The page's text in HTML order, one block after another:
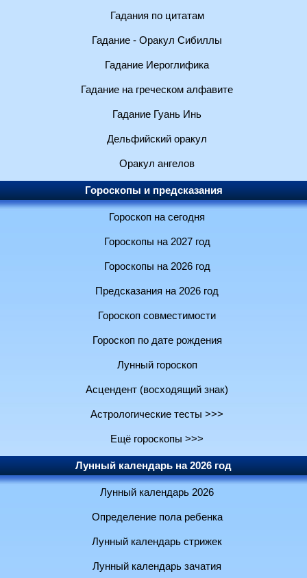
Гадания по цитатам
Гадание - Оракул Сибиллы
Гадание Иероглифика
Гадание на греческом алфавите
Гадание Гуань Инь
Дельфийский оракул
Оракул ангелов
Гороскопы и предсказания
Гороскоп на сегодня
Гороскопы на 2027 год
Гороскопы на 2026 год
Предсказания на 2026 год
Гороскоп совместимости
Гороскоп по дате рождения
Лунный гороскоп
Асцендент (восходящий знак)
Астрологические тесты >>>
Ещё гороскопы >>>
Лунный календарь на 2026 год
Лунный календарь 2026
Определение пола ребенка
Лунный календарь стрижек
Лунный календарь зачатия